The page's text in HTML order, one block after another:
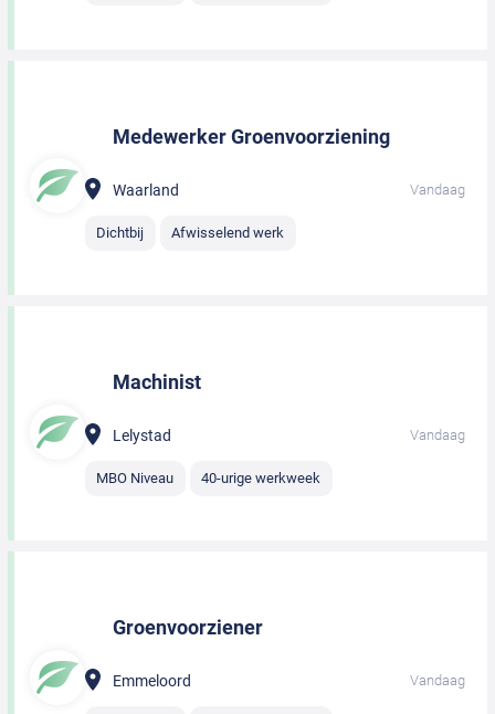
Medewerker Groenvoorziening
Waarland Vandaag
Dichtbij Afwisselend werk
Machinist
Lelystad Vandaag
MBO Niveau 40-urige werkweek
Groenvoorziener
Emmeloord Vandaag